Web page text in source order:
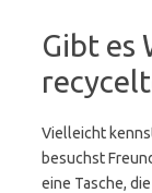
Gibt es
Vielleicht
besuchst
eine Tasche,